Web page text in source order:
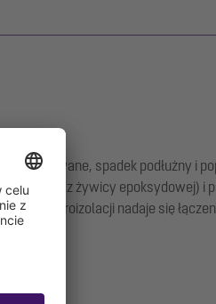
szlifowane, spadek podłużny i
(np. z żywicy epoksydowej) i
hydroizolacji nadaje się